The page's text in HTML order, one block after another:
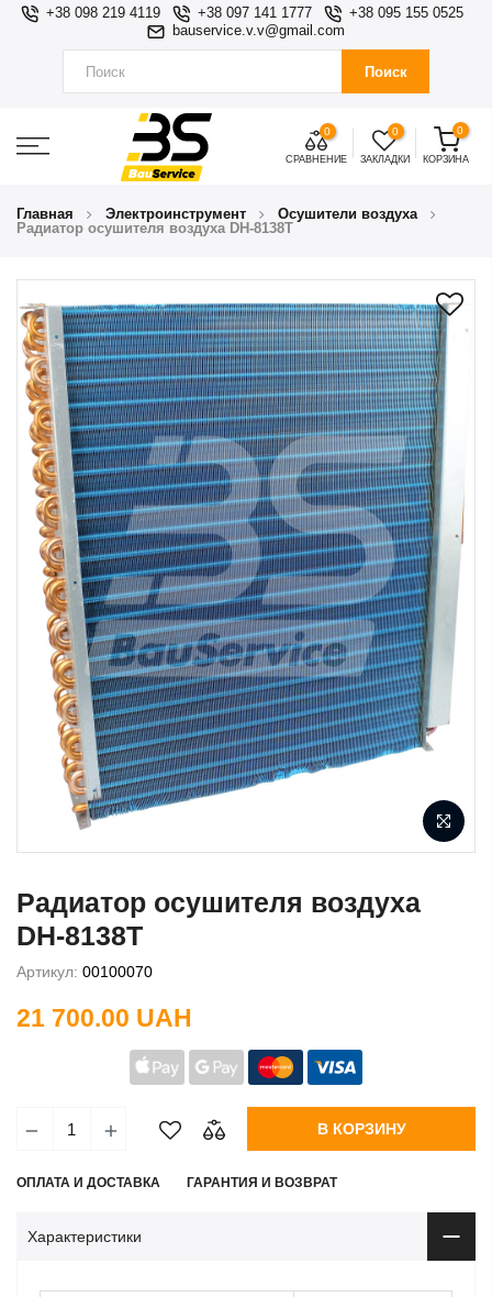
+38 098 219 4119 +38 097 141 1777
+38 095 155 0525
bauservice.v.v@gmail.com
Поиск
0
СРАВНЕНИЕ
0
ЗАКЛАДКИ
0
КОРЗИНА
Главная Электроинструмент
Осушители воздуха
Радиатор осушителя воздуха DH-8138Т
Радиатор осушителя воздуха
DH-8138Т
Артикул: 00100070
21 700.00 UAH
В КОРЗИНУ
ОПЛАТА И ДОСТАВКА ГАРАНТИЯ И ВОЗВРАТ
Характеристики